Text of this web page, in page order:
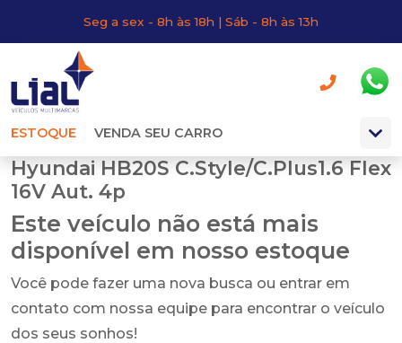
Seg a sex - 8h às 18h | Sáb - 8h às 13h
ESTOQUE VENDA SEU CARRO
Hyundai HB20S C.Style/C.Plus1.6 Flex
16V Aut. 4p
Este veículo não está mais
disponível em nosso estoque
Você pode fazer uma nova busca ou entrar em
contato com nossa equipe para encontrar o veículo
dos seus sonhos!